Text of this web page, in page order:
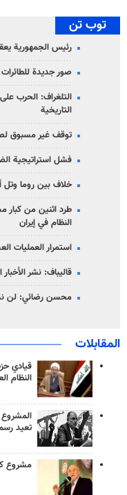
توب تن
رئيس الجمهورية
صور جديدة
التلغراف: الحرب
التاريخية
توقف غير مسبوق
فشل استراتيجية
خلاف بين روما وتل
طرد اثنين من كبار
النظام في إيران
استمرار العمليات
قاليباف: نشر
محسن رضائي: لن
المقابلات
قيادي
النظام
المشروع
تعيد
مشروع